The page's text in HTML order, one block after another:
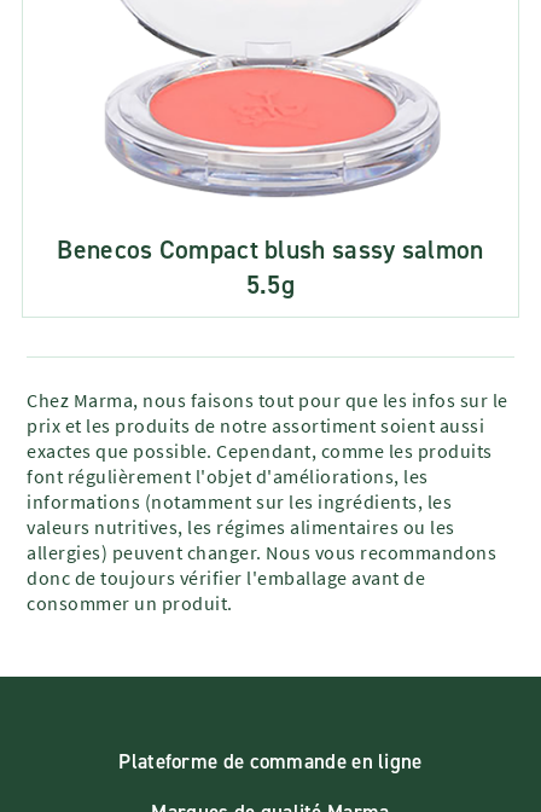
Benecos Compact blush sassy salmon
5.5g
Chez Marma, nous faisons tout pour que les infos sur le
prix et les produits de notre assortiment soient aussi
exactes que possible. Cependant, comme les produits
font régulièrement l'objet d'améliorations, les
informations (notamment sur les ingrédients, les
valeurs nutritives, les régimes alimentaires ou les
allergies) peuvent changer. Nous vous recommandons
donc de toujours vérifier l'emballage avant de
consommer un produit.
Plateforme de commande en ligne